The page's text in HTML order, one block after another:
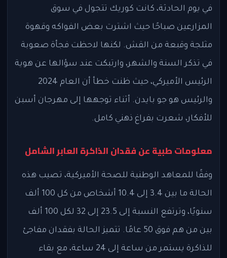
في يوم الحادثة، كانت كوريك تتجول في سوق
المزارعين صباحًا حيث اشترت بعض الفواكه وقهوة
مثلجة وقبعة من القش. لكنها لاحظت فجأة صعوبة
في تذكر السنة والشهر، وارتبكت عند سؤالها عن هوية
الرئيس الأميركي، حيث ظنت خطأ أن العام 2024
والرئيس هو جو بايدن. أثناء توجهها إلى مهرجان أسبن
للأفكار، شعرت بفراغ ذهني كامل.
معلومات طبية عن فقدان الذاكرة العابر الشامل
وفقًا للمعاهد الوطنية للصحة الأميركية، تصيب هذه
الحالة ما بين 3.4 إلى 10.4 أشخاص من كل 100 ألف
سنويًا، وترتفع النسبة إلى 23.5 إلى 32 لكل 100 ألف
بين من هم فوق 50 عامًا. تتميز الحالة بفقدان مفاجئ
للذاكرة يستمر من ساعة إلى 24 ساعة، مع بقاء